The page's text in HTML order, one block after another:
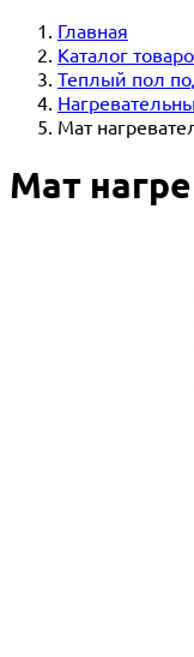
Главная
Каталог
Теплый пол
Мат
Мат